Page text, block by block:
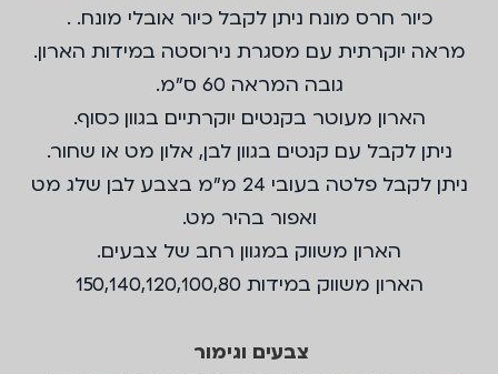
כיור חרס מונח ניתן לקבל כיור אובלי מונח. .
מראה יוקרתית עם מסגרת נירוסטה במידות הארון.
גובה המראה 60 ס"מ.
הארון מעוטר בקנטים יוקרתיים בגוון כסוף.
ניתן לקבל עם קנטים בגוון לבן, אלון מט או שחור.
ניתן לקבל פלטה בעובי 24 מ״מ בצבע לבן שלג מט
ואפור בהיר מט.
הארון משווק במגוון רחב של צבעים.
הארון משווק במידות 150,140,120,100,80
צבעים וגימור